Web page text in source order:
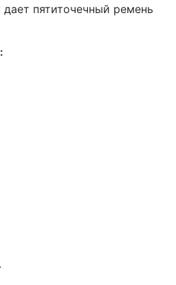
пятиточечный ремень